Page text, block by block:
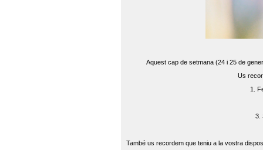
Aquest cap de setmana (24 i 25 de
Us
1.
3.
També us recordem que teniu a la vostra